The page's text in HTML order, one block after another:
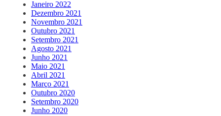
Janeiro 2022
Dezembro 2021
Novembro 2021
Outubro 2021
Setembro 2021
Agosto 2021
Junho 2021
Maio 2021
Abril 2021
Março 2021
Outubro 2020
Setembro 2020
Junho 2020